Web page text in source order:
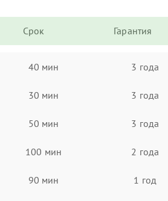
Срок Гарантия
40 мин 3 года
30 мин 3 года
50 мин 3 года
100 мин 2 года
90 мин 1 год